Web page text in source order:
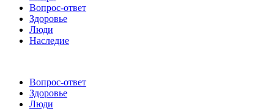
Вопрос-ответ
Здоровье
Люди
Наследие
Вопрос-ответ
Здоровье
Люди